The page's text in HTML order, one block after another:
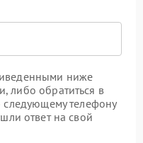
ниже
либо обратиться в
следующему телефону
ответ на свой